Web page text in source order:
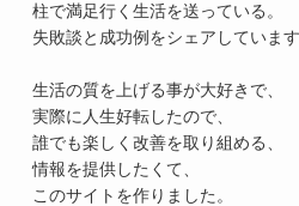
柱で満足行く生活を送っている。
失敗談と成功例をシェアしています
生活の質を上げる事が大好きで、
実際に人生好転したので、
誰でも楽しく改善を取り組める、
情報を提供したくて、
このサイトを作りました。